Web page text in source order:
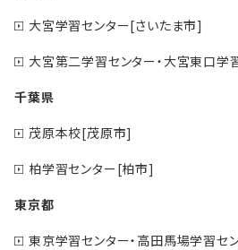
大宮学習センター[さいたま市]
大宮第二学習センター・大宮東口学
千葉県
茂原本校[茂原市]
柏学習センター[柏市]
東京都
東京学習センター・高田馬場学習セ